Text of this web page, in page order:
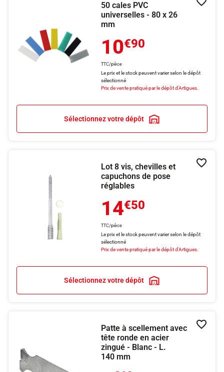
50 cales PVC
universelles - 80 x 26
mm
10€90
TTC/pièce
Le prix et le stock peuvent varier selon le dépôt
sélectionné
Prix de vente pratiqué par le dépôt d'Artigues.
Sélectionnez votre dépôt
Lot 8 vis, chevilles et
capuchons de pose
réglables
14€50
TTC/pièce
Le prix et le stock peuvent varier selon le dépôt
sélectionné
Prix de vente pratiqué par le dépôt d'Artigues.
Sélectionnez votre dépôt
Patte à scellement avec
tête ronde en acier
zingué - Blanc - L.
140 mm